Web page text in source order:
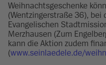
Weihnachtsgeschenke
(Wentzingerstraße 36), bei
Evangelischen
Merzhausen (Zum
kann die Aktion zudem
(www.seinlaedele.de/